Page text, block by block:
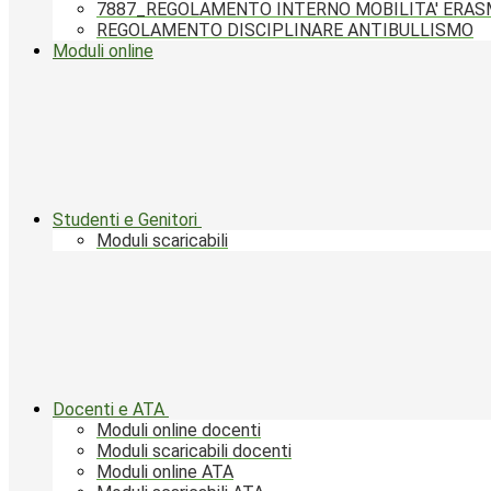
7887_REGOLAMENTO INTERNO MOBILITA'
REGOLAMENTO DISCIPLINARE ANTIBULLISMO
Moduli online
Studenti e Genitori
Moduli scaricabili
Docenti e ATA
Moduli online docenti
Moduli scaricabili docenti
Moduli online ATA